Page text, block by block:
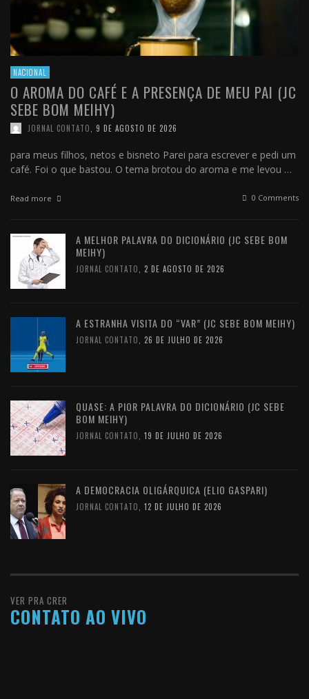
NACIONAL
O AROMA DO CAFÉ E A PRESENÇA DE MEU PAI (JC
SEBE BOM MEIHY)
JORNAL CONTATO 9 DE AGOSTO DE 2026
para meus filhos, netos e bisneto Parei para escrever e pedi um
café. Foi o que bastou. O tema brotou do aroma e me levou …
Read more 0 Comments
A MELHOR PALAVRA DO DICIONÁRIO (JC SEBE BOM
MEIHY)
JORNAL CONTATO 2 DE AGOSTO DE 2026
A ESTRANHA VISITA DO “VAR” (JC SEBE BOM MEIHY)
JORNAL CONTATO 26 DE JULHO DE 2026
QUASE: A PIOR PALAVRA DO DICIONÁRIO (JC SEBE
BOM MEIHY)
JORNAL CONTATO 19 DE JULHO DE 2026
A DEMOCRACIA OLIGÁRQUICA (ELIO GASPARI)
JORNAL CONTATO 12 DE JULHO DE 2026
VER PRA CRER
CONTATO AO VIVO